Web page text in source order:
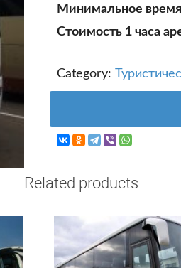
Минимальное
Стоимость 1 часа
Category:
Related products